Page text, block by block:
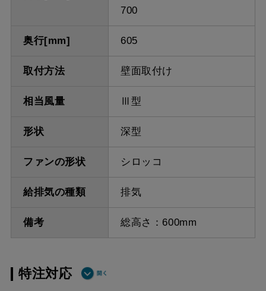
700
奥行[mm] 605
取付方法 壁面取付け
相当風量 Ⅲ型
形状 深型
ファンの形状 シロッコ
給排気の種類 排気
備考 総高さ：600mm
特注対応